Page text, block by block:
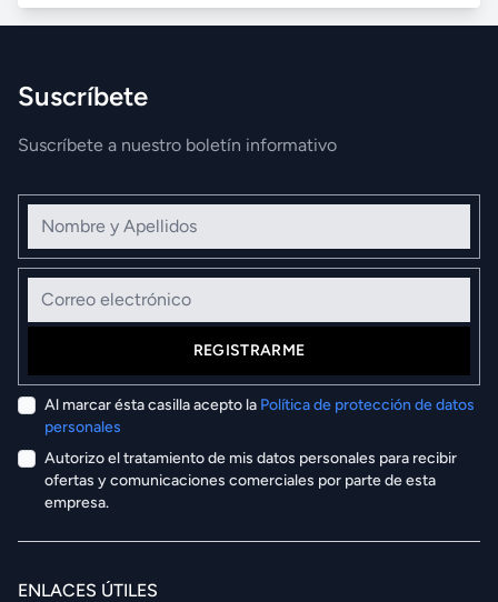
Suscríbete
Suscríbete a nuestro boletín informativo
Nombre y Apellidos
Correo electrónico
REGISTRARME
Al marcar ésta casilla acepto la Política de protección de datos
personales
Autorizo el tratamiento de mis datos personales para recibir
ofertas y comunicaciones comerciales por parte de esta
empresa.
ENLACES ÚTILES